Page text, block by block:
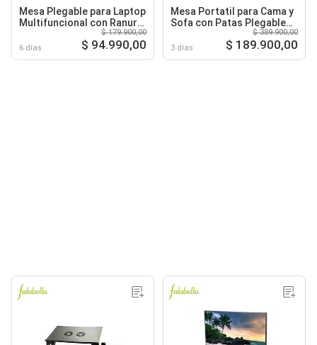
Mesa Plegable para Laptop
Multifuncional con Ranura
para Tablet y Portavasos
6 días
$ 179.900,00
$ 94.990,00
Mesa Portatil para Cama y
Sofa con Patas Plegables
y Diseño Ergonomico
3 días
$ 389.900,00
$ 189.900,00